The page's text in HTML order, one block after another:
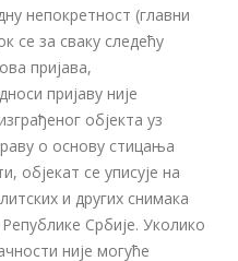
непокретност (главни
се за сваку следећу
пријава,
пријаву није
објекта уз
о основу стицања
објекат се уписује на
и других снимака
Србије. Уколико
није могуће